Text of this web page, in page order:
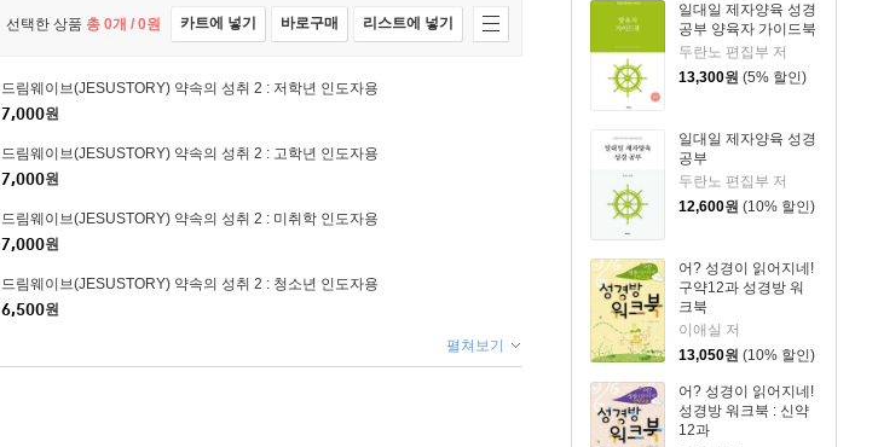
일대일 제자양육 성경
공부 양육자 가이드북
두란노 편집부 저
13,300원 (5% 할인)
일대일 제자양육 성경
공부
두란노 편집부 저
12,600원 (10% 할인)
어? 성경이 읽어지네!
구약12과 성경방 워
크북
이애실 저
13,050원 (10% 할인)
어? 성경이 읽어지네!
성경방 워크북 : 신약
12과
선택한 상품 총 0개 / 0원 카트에 넣기 바로구매 리스트에 넣기
드림웨이브(JESUSTORY) 약속의 성취 2 : 저학년 인도자용
7,000원
드림웨이브(JESUSTORY) 약속의 성취 2 : 고학년 인도자용
7,000원
드림웨이브(JESUSTORY) 약속의 성취 2 : 미취학 인도자용
7,000원
드림웨이브(JESUSTORY) 약속의 성취 2 : 청소년 인도자용
6,500원
펼쳐보기